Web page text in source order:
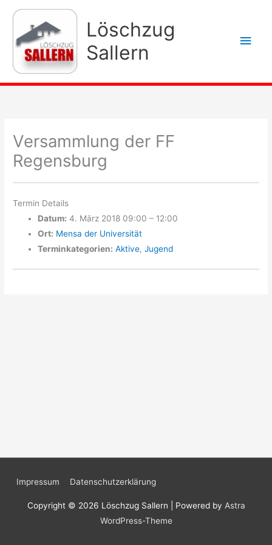
springen
Löschzug
Sallern
Versammlung der FF
Regensburg
Termin Details
Datum: 4. März 2018 09:00 – 12:00
Ort: Mensa der Universität
Terminkategorien: Aktive,Jugend
Impressum Datenschutzerklärung
Copyright © 2026 Löschzug Sallern | Powered by Astra
WordPress-Theme